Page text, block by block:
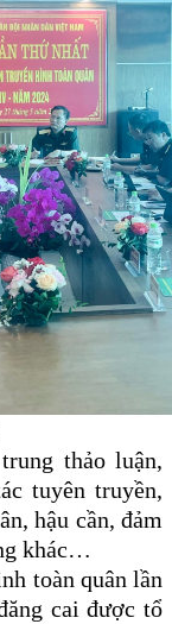
thảo luận,
tuyên truyền,
hậu cần, đảm
khác…
toàn quân lần
cai được tổ